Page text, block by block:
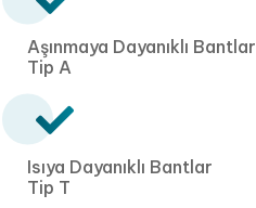
Aşınmaya Dayanıklı Bantlar
Tip A
Isıya Dayanıklı Bantlar
Tip T